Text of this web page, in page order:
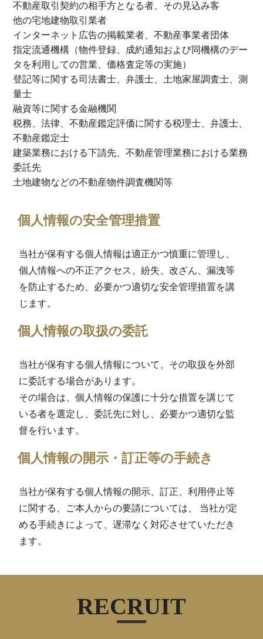
不動産取引契約の相手方となる者、その見込み客
他の宅地建物取引業者
インターネット広告の掲載業者、不動産事業者団体
指定流通機構（物件登録、成約通知および同機構のデー
タを利用しての営業、価格査定等の実施）
登記等に関する司法書士、弁護士、土地家屋調査士、測
量士
融資等に関する金融機関
税務、法律、不動産鑑定評価に関する税理士、弁護士、
不動産鑑定士
建築業務における下請先、不動産管理業務における業務
委託先
土地建物などの不動産物件調査機関等
個人情報の安全管理措置
当社が保有する個人情報は適正かつ慎重に管理し、
個人情報への不正アクセス、紛失、改ざん、漏洩等
を防止するため、必要かつ適切な安全管理措置を講
じます。
個人情報の取扱の委託
当社が保有する個人情報について、その取扱を外部
に委託する場合があります。
その場合は、個人情報の保護に十分な措置を講じて
いる者を選定し、委託先に対し、必要かつ適切な監
督を行います。
個人情報の開示・訂正等の手続き
当社が保有する個人情報の開示、訂正、利用停止等
に関する、ご本人からの要請については、 当社が定
める手続きによって、遅滞なく対応させていただき
ます。
RECRUIT